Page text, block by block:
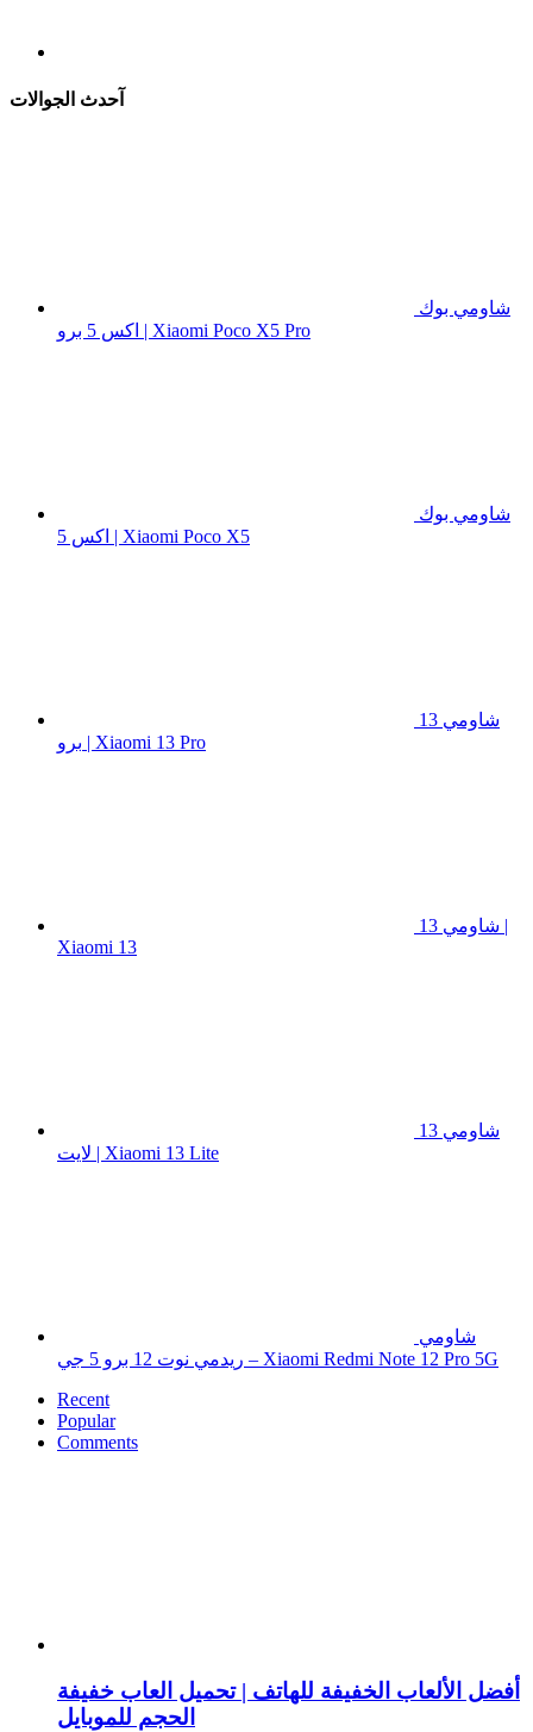
آحدث الجوالات
شاومي بوك
اكس 5 برو | Xiaomi Poco X5 Pro
شاومي بوك
اكس 5 | Xiaomi Poco X5
شاومي 13
برو | Xiaomi 13 Pro
شاومي 13 |
Xiaomi 13
شاومي 13
لايت | Xiaomi 13 Lite
شاومي
ريدمي نوت 12 برو 5 جي – Xiaomi Redmi Note 12 Pro 5G
Recent
Popular
Comments
أفضل الألعاب الخفيفة للهاتف | تحميل العاب خفيفة
الحجم للموبايل